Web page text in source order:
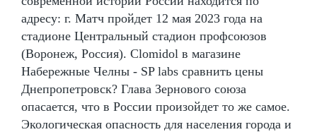
адресу: г. Матч пройдет 12 мая 2023 года на
стадионе Центральный стадион профсоюзов
(Воронеж, Россия). Clomidol в магазине
Набережные Челны - SP labs сравнить цены
Днепропетровск? Глава Зернового союза
опасается, что в России произойдет то же самое.
Экологическая опасность для населения города и